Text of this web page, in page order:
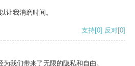
让我消磨时间。
支持[0] 反对[0]
我们带来了无限的隐私和自由。